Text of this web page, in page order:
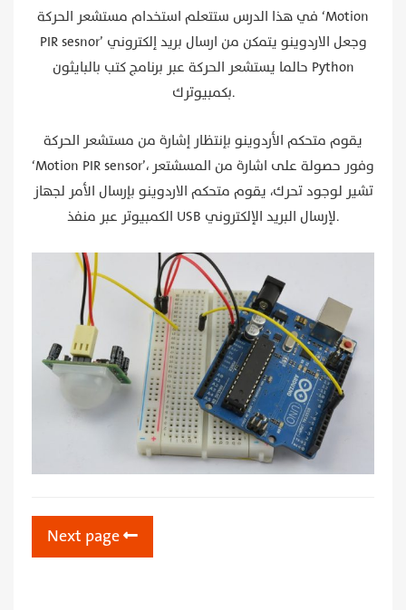
في هذا الدرس ستتعلم استخدام مستشعر الحركة ‘Motion
PIR sesnor’ وجعل الاردوينو يتمكن من ارسال بريد إلكتروني
حالما يستشعر الحركة عبر برنامج كتب بالبايثون Python
بكمبيوترك.
يقوم متحكم الأردوينو بإنتظار إشارة من مستشعر الحركة
‘Motion PIR sensor’، وفور حصولة على اشارة من المسشتعر
تشير لوجود تحرك، يقوم متحكم الاردوينو بإرسال الأمر لجهاز
الكمبيوتر عبر منفذ USB لإرسال البريد الإلكتروني.
Next page